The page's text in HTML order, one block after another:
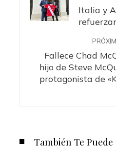
Italia y
Fallece Chad
hijo de Steve
protagonista de
También Te